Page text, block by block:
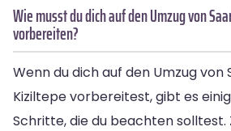
Wie musst du dich auf den Umzug von
vorbereiten?
Wenn du dich auf den Umzug
Kiziltepe vorbereitest, gibt es
Schritte, die du beachten solltest.